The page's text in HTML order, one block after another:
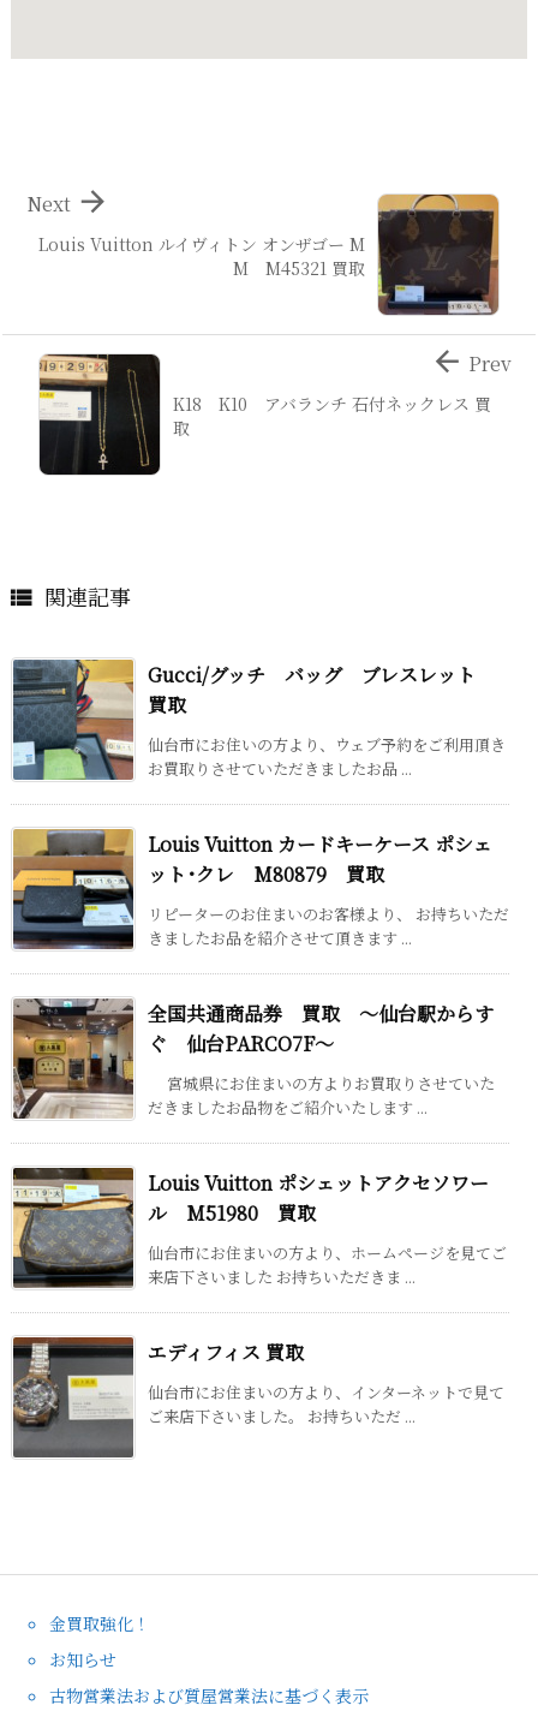
Louis Vuitton ルイヴィトン オンザゴー M
M M45321 買取

Next
K18 K10 アバランチ 石付ネックレス 買
取
 Prev
 関連記事
Gucci/グッチ バッグ ブレスレット
買取
仙台市にお住いの方より、ウェブ予約をご利用頂き
お買取りさせていただきましたお品 ...
Louis Vuitton カードキーケース ポシェ
ット･クレ M80879 買取
リピーターのお住まいのお客様より、 お持ちいただ
きましたお品を紹介させて頂きます ...
全国共通商品券 買取 ～仙台駅からす
ぐ 仙台PARCO7F～
宮城県にお住まいの方よりお買取りさせていた
だきましたお品物をご紹介いたします ...
Louis Vuitton ポシェットアクセソワー
ル M51980 買取
仙台市にお住まいの方より、ホームページを見てご
来店下さいました お持ちいただきま ...
エディフィス 買取
仙台市にお住まいの方より、インターネットで見て
ご来店下さいました。 お持ちいただ ...
金買取強化！
お知らせ
古物営業法および質屋営業法に基づく表示